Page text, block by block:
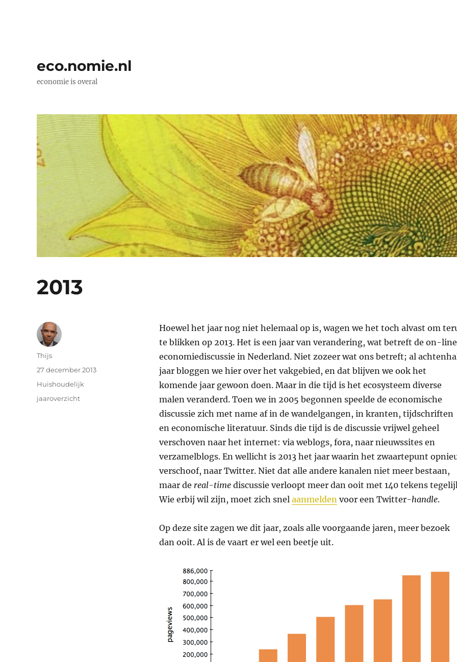
eco.nomie.nl
economie is overal
2013
Hoewel het jaar nog niet helemaal op is, wagen we het toch alvast om
te blikken op 2013. Het is een jaar van verandering, wat betreft de on-line
economiediscussie in Nederland. Niet zozeer wat ons betreft; al
jaar bloggen we hier over het vakgebied, en dat blijven we ook het
komende jaar gewoon doen. Maar in die tijd is het ecosysteem diverse
malen veranderd. Toen we in 2005 begonnen speelde de economische
discussie zich met name af in de wandelgangen, in kranten, tijdschriften
en economische literatuur. Sinds die tijd is de discussie vrijwel geheel
verschoven naar het internet: via weblogs, fora, naar nieuwssites en
verzamelblogs. En wellicht is 2013 het jaar waarin het zwaartepunt
verschoof, naar Twitter. Niet dat alle andere kanalen niet meer bestaan,
maar de real-time discussie verloopt meer dan ooit met 140 tekens
Wie erbij wil zijn, moet zich snel aanmelden voor een Twitter-handle.
Op deze site zagen we dit jaar, zoals alle voorgaande jaren, meer bezoek
dan ooit. Al is de vaart er wel een beetje uit.
Auteur
Thijs
Geplaatst
27 december 2013
Categorieën
Huishoudelijk
Tags
jaaroverzicht